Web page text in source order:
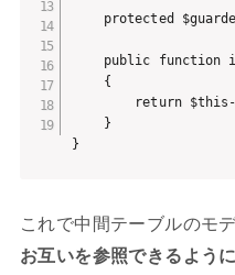
protected
public function
    {
return
    }
これで中間テーブルのモ
お互いを参照できるよう